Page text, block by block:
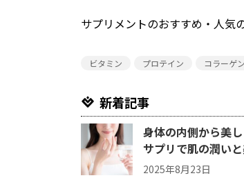
サプリメントのおすすめ・人気
ビタミン プロテイン コラーゲン
新着記事
身体の内側から美
サプリで肌の潤い
2025年8月23日